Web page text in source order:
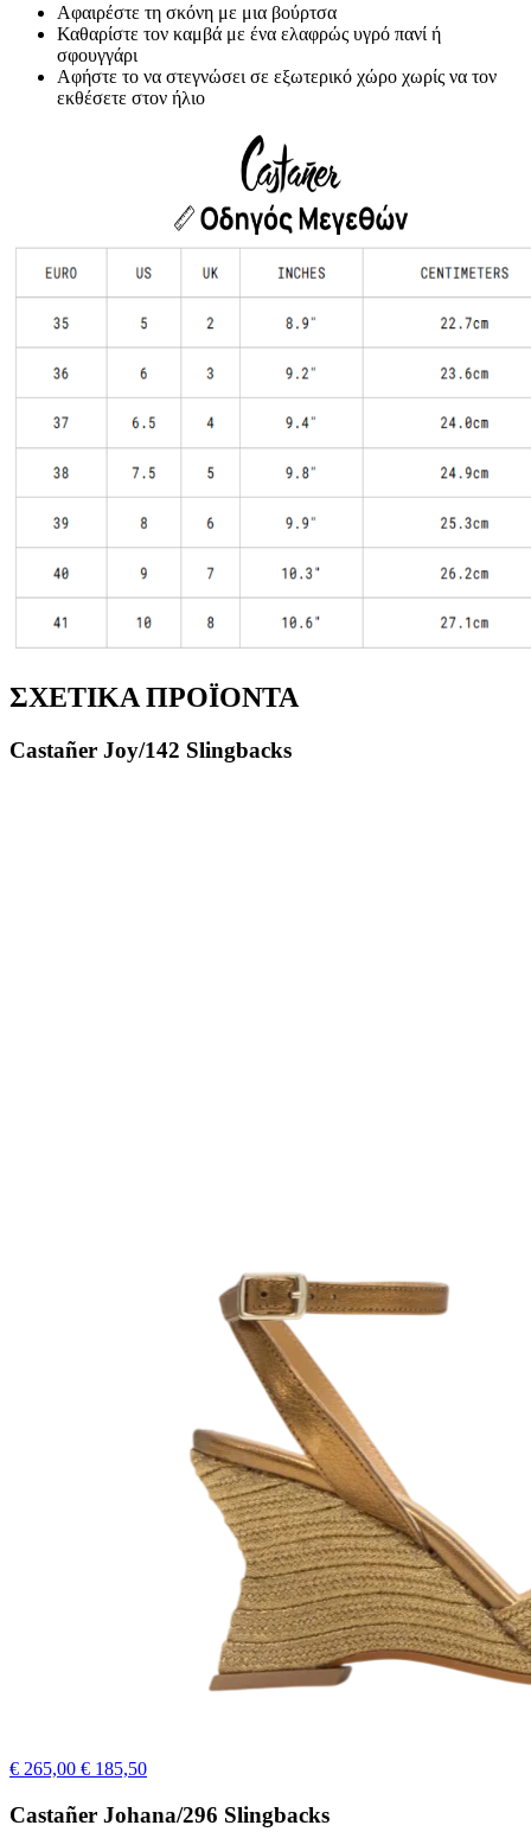
Αφαιρέστε τη σκόνη με μια βούρτσα
Καθαρίστε τον καμβά με ένα ελαφρώς υγρό πανί ή
σφουγγάρι
Αφήστε το να στεγνώσει σε εξωτερικό χώρο χωρίς να τον
εκθέσετε στον ήλιο
ΣΧΕΤΙΚΑ ΠΡΟΪΟΝΤΑ
Castañer Joy/142 Slingbacks
€ 265,00 € 185,50
Castañer Johana/296 Slingbacks